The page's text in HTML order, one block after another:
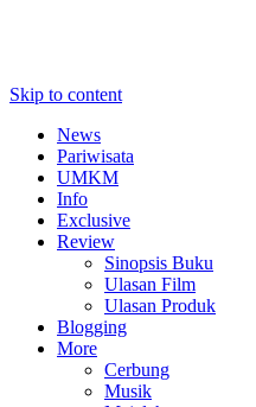
Skip to content
News
Pariwisata
UMKM
Info
Exclusive
Review
Sinopsis Buku
Ulasan Film
Ulasan Produk
Blogging
More
Cerbung
Musik